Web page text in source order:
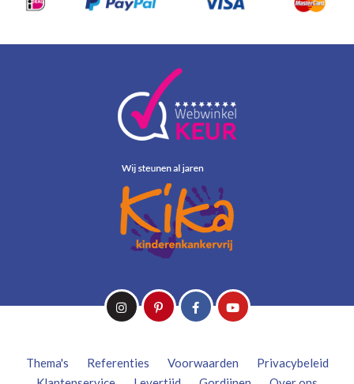
Thema's Referenties Voorwaarden
Privacybeleid